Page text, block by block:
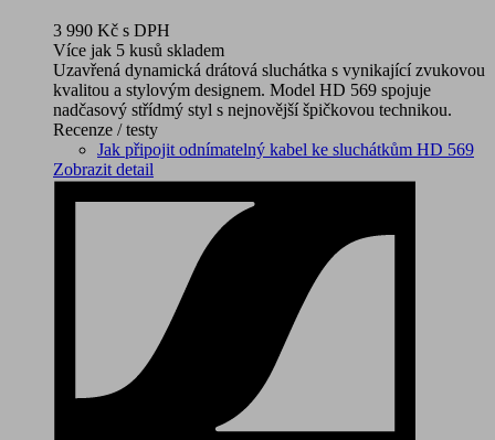
3 990 Kč s DPH
Více jak 5 kusů skladem
Uzavřená dynamická drátová sluchátka s vynikající zvukovou
kvalitou a stylovým designem. Model HD 569 spojuje
nadčasový střídmý styl s nejnovější špičkovou technikou.
Recenze / testy
Jak připojit odnímatelný kabel ke sluchátkům HD 569
Zobrazit detail